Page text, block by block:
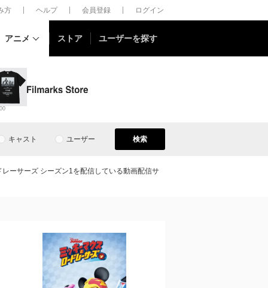
方 ヘルプ 会員登録 ログイン
アニメ ストア ユーザーを探す
キャスト ユーザー 検索
ーサーズ シーズン1を配信している動画配信サ